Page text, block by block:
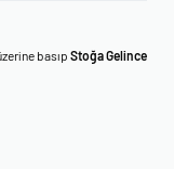
basıp Stoğa Gelince